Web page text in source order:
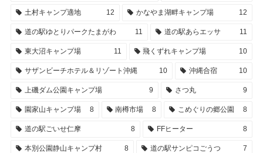
土村キャンプ適地 12 かなやま湖畔キャンプ場 12
道の駅ゆとりパークたまがわ 11 道の駅あらエッサ 11
東大沼キャンプ場 11 飛くずれキャンプ場 10
サザンビーチホテル＆リゾート沖縄 10 沖縄合宿 10
上磯ダム公園キャンプ場 9 さつ丸 9
園家山キャンプ場 8 南樽市場 8 こめぐりの郷公園 8
道の駅ごいせ仁摩 8 FFヒーター 8
本別公園静山キャンプ村 8 道の駅サンピコごうつ 7